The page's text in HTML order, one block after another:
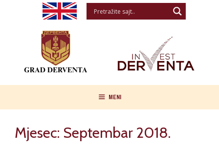
MENI
Mjesec: Septembar 2018.